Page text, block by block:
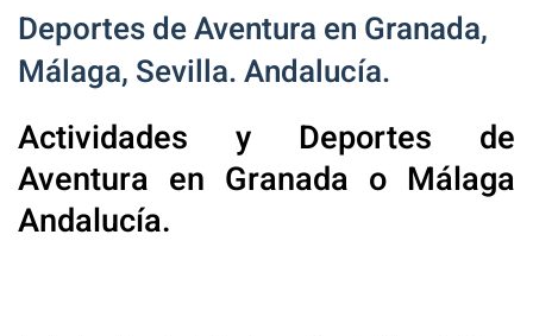
Deportes de Aventura en Granada,
Málaga, Sevilla. Andalucía.
Actividades y Deportes de
Aventura en Granada o Málaga
Andalucía.